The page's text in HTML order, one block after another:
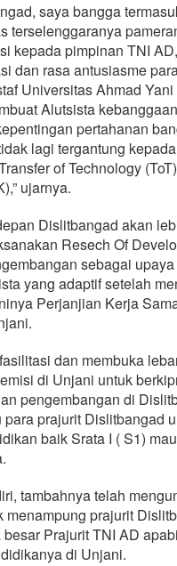
saya bangga
terselenggaranya
kepada pimpinan TNI
dan rasa antusiasme
Universitas Ahmad
Alutsista
pertahanan
lagi tergantung
of Technology
ujarnya.
Dislitbangad akan
Resech Of
sebagai
yang adaptif setelah
Perjanjian Kerja
dan membuka
di Unjani untuk
pengembangan di
prajurit Dislitbangad
baik Srata I ( S1)
tambahnya telah
menampung prajurit
Prajurit TNI AD
di Unjani.